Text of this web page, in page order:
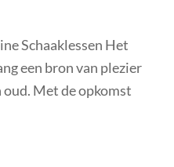
Schaaklessen Het
een bron van plezier
Met de opkomst